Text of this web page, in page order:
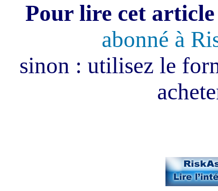
Pour lire cet
abonné à
sinon : utilisez le